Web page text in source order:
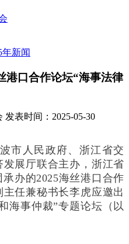
年新闻
港口合作论坛“海事法律
发表时间：2025-05-30
市人民政府、浙江省交
展厅联合主办，浙江省
办的2025海丝港口合作
任兼秘书长李虎应邀出
海事仲裁”专题论坛（以